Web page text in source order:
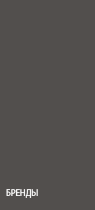
БРЕНДЫ